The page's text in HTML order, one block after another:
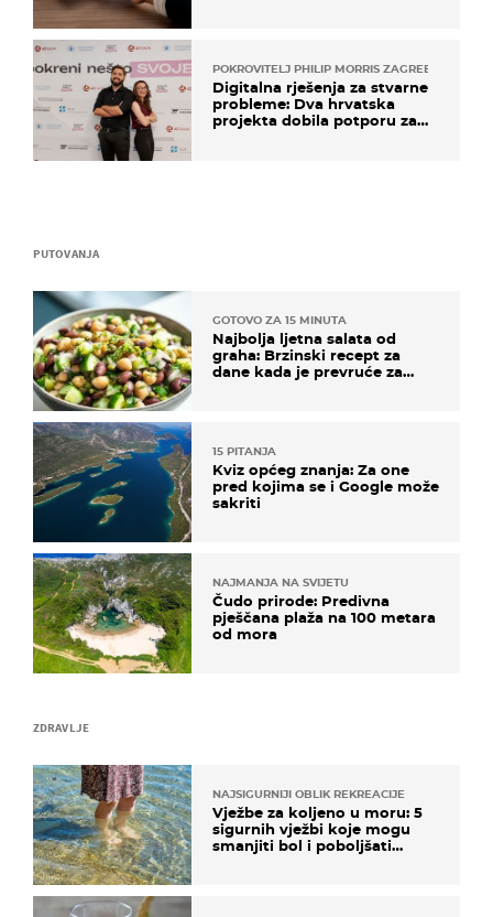
ZDRAVLJE
NAJSIGURNIJI OBLIK REKREACIJE
Vježbe za koljeno u moru: 5
sigurnih vježbi koje mogu
smanjiti bol i poboljšati
PUTOVANJA
GOTOVO ZA 15 MINUTA
Najbolja ljetna salata od
graha: Brzinski recept za
dane kada je prevruće za
15 PITANJA
Kviz općeg znanja: Za one
pred kojima se i Google može
sakriti
NAJMANJA NA SVIJETU
Čudo prirode: Predivna
pješčana plaža na 100 metara
od mora
POKROVITELJ PHILIP MORRIS ZAGREB
Digitalna rješenja za stvarne
probleme: Dva hrvatska
projekta dobila potporu za